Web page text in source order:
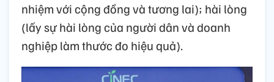
nhiệm với cộng đồng và tương lai); hài lòng
(lấy sự hài lòng của người dân và doanh
nghiệp làm thước đo hiệu quả).